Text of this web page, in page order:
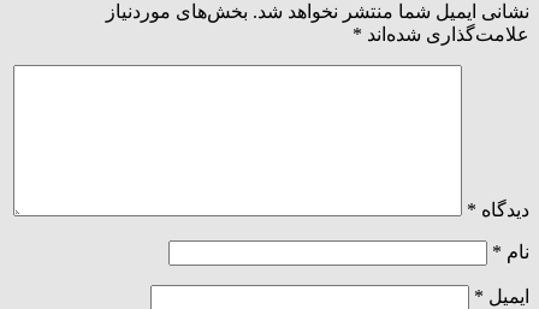
نشانی ایمیل شما منتشر نخواهد شد. بخش‌های موردنیاز
علامت‌گذاری شده‌اند *
دیدگاه *
نام *
ایمیل *